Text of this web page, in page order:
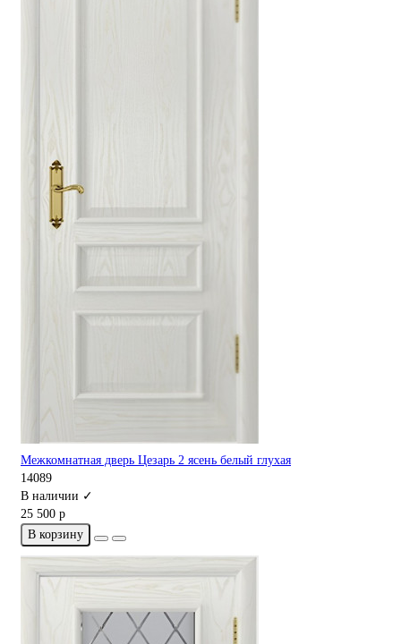
Межкомнатная дверь Цезарь 2 ясень белый глухая
14089
В наличии ✓
25 500 р
В корзину